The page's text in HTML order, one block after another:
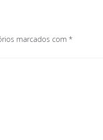
marcados com *